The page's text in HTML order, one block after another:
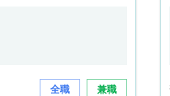
全職 兼職